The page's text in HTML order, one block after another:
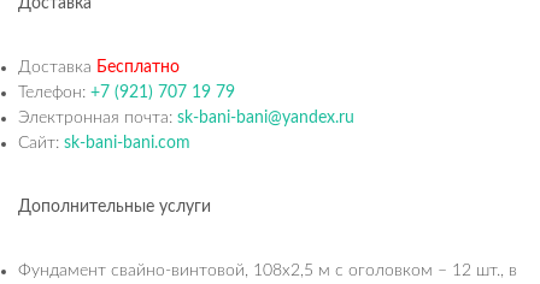
Доставка
Доставка Бесплатно
Телефон: +7 (921) 707 19 79
Электронная почта: sk-bani-bani@yandex.ru
Сайт: sk-bani-bani.com
Дополнительные услуги
Фундамент свайно-винтовой, 108х2,5 м с оголовком – 12 шт., в